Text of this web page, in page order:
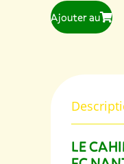
Ajouter au
LE